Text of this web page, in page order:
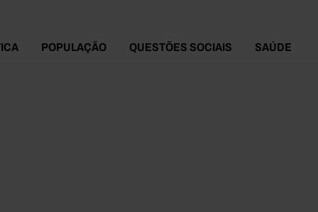
POPULAÇÃO QUESTÕES SOCIAIS SAÚDE